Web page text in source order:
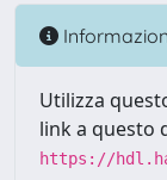
Utilizza
link a questo
https://